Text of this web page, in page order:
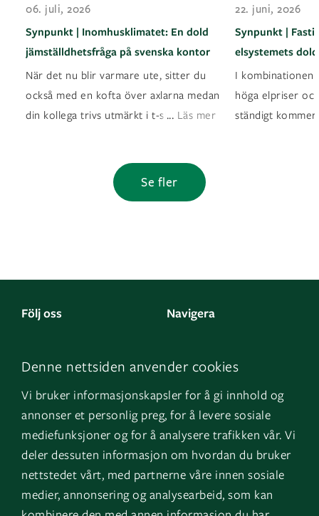
Denne nettsiden anvender cookies
Vi bruker informasjonskapsler for å gi innhold og
annonser et personlig preg, for å levere sosiale
mediefunksjoner og for å analysere trafikken vår. Vi
deler dessuten informasjon om hvordan du bruker
nettstedet vårt, med partnerne våre innen sosiale
medier, annonsering og analysearbeid, som kan
06. juli, 2026
Synpunkt | Inomhusklimatet: En dold
jämställdhetsfråga på svenska kontor
När det nu blir varmare ute, sitter du
också med en kofta över axlarna medan
din kollega trivs utmärkt i t-shirt? Det ä
... Läs mer
22. juni, 2026
Synpunkt |
elsystemets
I kombinationen
höga elpriser
ständigt
Se fler
Följ oss
LinkedIn
Instagram
YouTube
Navigera
Om oss
GK Norge
GK Danmark
Genvägar Logga in